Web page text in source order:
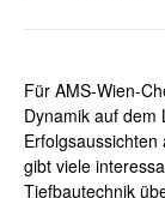
Für AMS-Wien-
Dynamik auf dem
gibt viele
Tiefbautechnik